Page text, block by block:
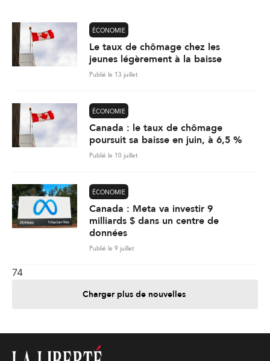
ÉCONOMIE
Le taux de chômage chez les
jeunes légèrement à la baisse
Publié le 13 juillet
ÉCONOMIE
Canada : le taux de chômage
poursuit sa baisse en juin, à 6,5 %
Publié le 10 juillet
ÉCONOMIE
Canada : Meta va investir 9
milliards $ dans un centre de
données
Publié le 9 juillet
74
Charger plus de nouvelles